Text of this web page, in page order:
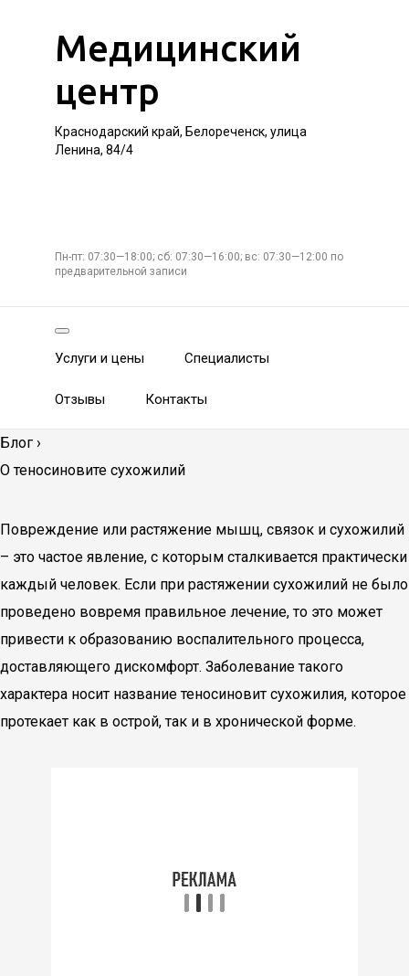
Медицинский
центр
Краснодарский край, Белореченск, улица
Ленина, 84/4
Пн-пт: 07:30—18:00; сб: 07:30—16:00; вс: 07:30—12:00 по
предварительной записи
Услуги и цены Специалисты
Отзывы Контакты
Блог ›
О теносиновите сухожилий
Повреждение или растяжение мышц, связок и сухожилий
– это частое явление, с которым сталкивается практически
каждый человек. Если при растяжении сухожилий не было
проведено вовремя правильное лечение, то это может
привести к образованию воспалительного процесса,
доставляющего дискомфорт. Заболевание такого
характера носит название теносиновит сухожилия, которое
протекает как в острой, так и в хронической форме.